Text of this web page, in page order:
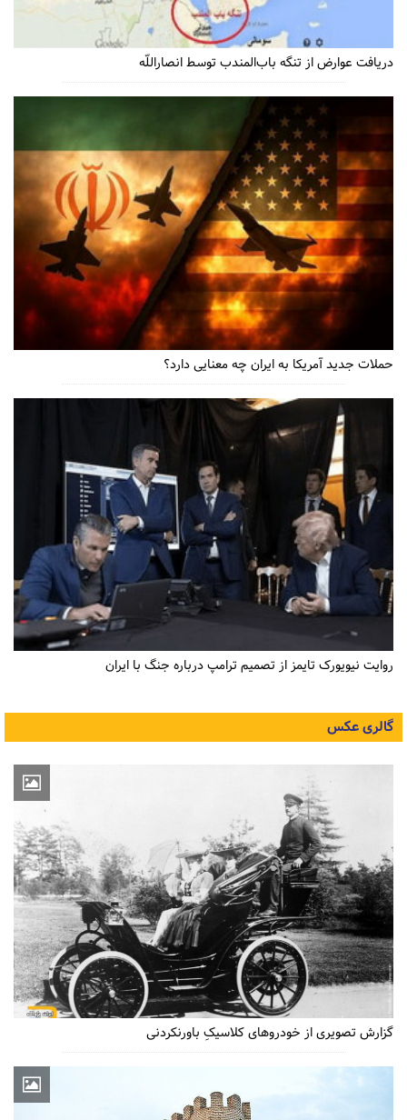
دریافت عوارض از تنگه باب‌المندب توسط انصاراللّه
حملات جدید آمریکا به ایران چه معنایی دارد؟
روایت نیویورک تایمز از تصمیم ترامپ درباره جنگ با ایران
گالری عکس
گزارش تصویری از خودروهای کلاسیکِ باورنکردنی